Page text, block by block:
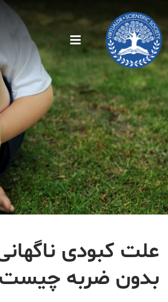
علت کبودی
بدون ضربه